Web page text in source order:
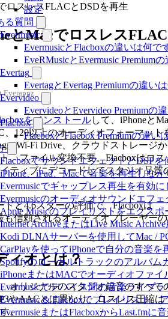
設定
る質問
Evermusic
EvermusicとFlacboxの違いは何で
EveRMusicとEvermusic Premium
Evertag
EvertagとEvertag Premiumの違い
Evervideo
EvervideoとEvervideo Premiumの
Flacbox
FlacboxとFlacbox Premiumの違い
FlacboxでサウンドエフェクトとDSPを
iPhone、iPad、Macで音楽を再生しな
Evermusicでギャップレス再生を有効
Evermusicのオーディオサウンドエフ
Apple Musicのプレイリストをエクス
Internet ArchiveまたはLive Music
Kodi DLNAサーバーを使用してMac /
CarPlayを使ってiPhoneで自分の音楽を
Spotifyのローカルトラックのアルバ
iPhoneまたはMACでオーディオファ
Evermusicでデバイス間の音楽ライブ
Evermusic & Flacboxでプレイリスト
EvermusieまたはFlacboxからLast.fmに
ロスレスFLACとDSDを再生
とMacでロスレスFLAC
Everappz
をインストールして、iPhoneと
120以上のオーディオフォーマット
、Wi-Fi Drive、クラウドストレージか
。ファイル変換不要。Flacboxはロス
ティブにデコードしてスタジオ品質
ドと4.6スターの評価で、Flacboxは
も信頼されるオーディオプレーヤーの
ィオとは？
オリジナルのスタジオ録音のすべて
やAACとは異なり、ロスレス圧縮は
。